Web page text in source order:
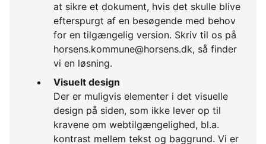
at sikre et dokument, hvis det skulle blive
efterspurgt af en besøgende med behov
for en tilgængelig version. Skriv til os på
horsens.kommune@horsens.dk, så finder
vi en løsning.
Visuelt design
Der er muligvis elementer i det visuelle
design på siden, som ikke lever op til
kravene om webtilgængelighed, bl.a.
kontrast mellem tekst og baggrund. Vi er